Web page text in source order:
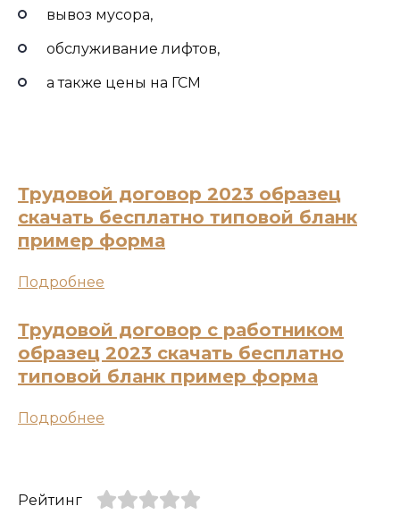
вывоз мусора,
обслуживание лифтов,
а также цены на ГСМ
Трудовой договор 2023 образец
скачать бесплатно типовой бланк
пример форма
Подробнее
Трудовой договор с работником
образец 2023 скачать бесплатно
типовой бланк пример форма
Подробнее
Рейтинг